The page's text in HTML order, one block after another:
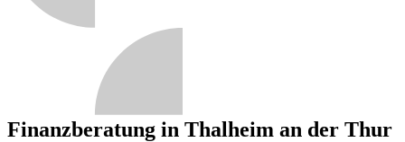
Finanzberatung in Thalheim an der Thur